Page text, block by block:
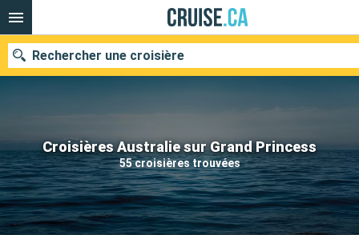
Croisières Australie sur Grand Princess
55 croisières trouvées
Rechercher une croisière
Nos destinations
Mois de départ
Ports Compagnies